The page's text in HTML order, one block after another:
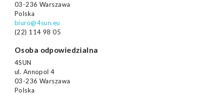
03-236 Warszawa
Polska
biuro@4sun.eu
(22) 114 98 05
Osoba odpowiedzialna
4SUN
ul. Annopol 4
03-236 Warszawa
Polska